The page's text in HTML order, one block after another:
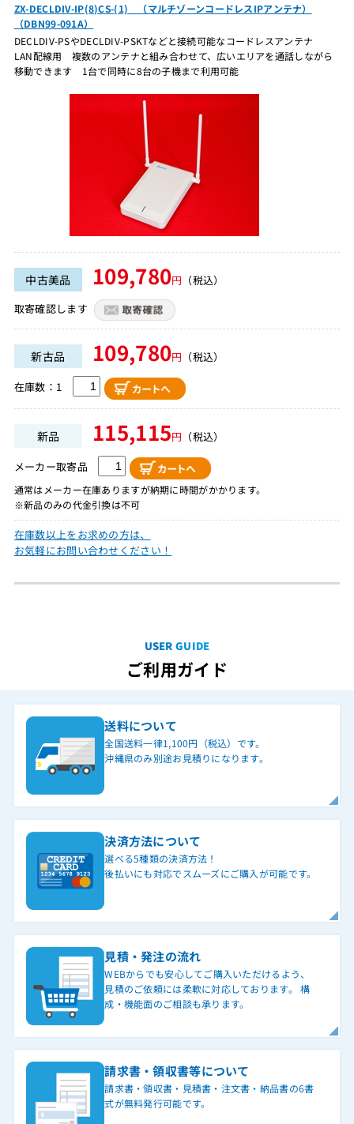
ZX-DECLDIV-IP(8)CS-(1) （マルチゾーンコードレスIPアンテナ）
（DBN99-091A）
DECLDIV-PSやDECLDIV-PSKTなどと接続可能なコードレスアンテナ
LAN配線用 複数のアンテナと組み合わせて、広いエリアを通話しながら
移動できます 1台で同時に8台の子機まで利用可能
中古美品 109,780円 （税込）
取寄確認します
新古品 109,780円 （税込）
在庫数：1
新品 115,115円 （税込）
メーカー取寄品
通常はメーカー在庫ありますが納期に時間がかかります。
※新品のみの代金引換は不可
在庫数以上をお求めの方は、
お気軽にお問い合わせください！
USER GUIDE
ご利用ガイド
送料について
全国送料一律1,100円（税込）です。
沖縄県のみ別途お見積りになります。
決済方法について
選べる5種類の決済方法！
後払いにも対応でスムーズにご購入が可能です。
見積・発注の流れ
WEBからでも安心してご購入いただけるよう、
見積のご依頼には柔軟に対応しております。 構
成・機能面のご相談も承ります。
請求書・領収書等について
請求書・領収書・見積書・注文書・納品書の6書
式が無料発行可能です。